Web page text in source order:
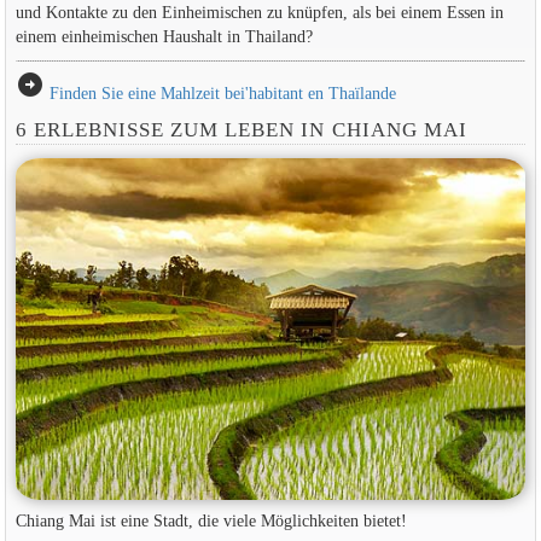
und Kontakte zu den Einheimischen zu knüpfen, als bei einem Essen in
einem einheimischen Haushalt in Thailand?
arrow_circle_right Finden Sie eine Mahlzeit bei'habitant en Thaïlande
6 ERLEBNISSE ZUM LEBEN IN CHIANG MAI
Chiang Mai ist eine Stadt, die viele Möglichkeiten bietet!